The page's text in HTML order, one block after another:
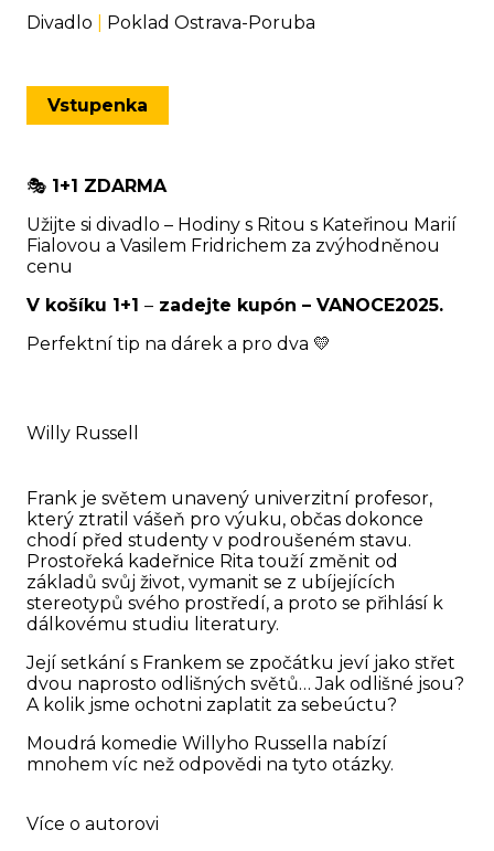
Divadlo Poklad Ostrava-Poruba
Vstupenka
🎭 1+1 ZDARMA
Užijte si divadlo – Hodiny s Ritou s Kateřinou Marií
Fialovou a Vasilem Fridrichem za zvýhodněnou
cenu
V košíku 1+1 – zadejte kupón – VANOCE2025.
Perfektní tip na dárek a pro dva 💛
Willy Russell
Frank je světem unavený univerzitní profesor,
který ztratil vášeň pro výuku, občas dokonce
chodí před studenty v podroušeném stavu.
Prostořeká kadeřnice Rita touží změnit od
základů svůj život, vymanit se z ubíjejících
stereotypů svého prostředí, a proto se přihlásí k
dálkovému studiu literatury.
Její setkání s Frankem se zpočátku jeví jako střet
dvou naprosto odlišných světů… Jak odlišné jsou?
A kolik jsme ochotni zaplatit za sebeúctu?
Moudrá komedie Willyho Russella nabízí
mnohem víc než odpovědi na tyto otázky.
Více o autorovi